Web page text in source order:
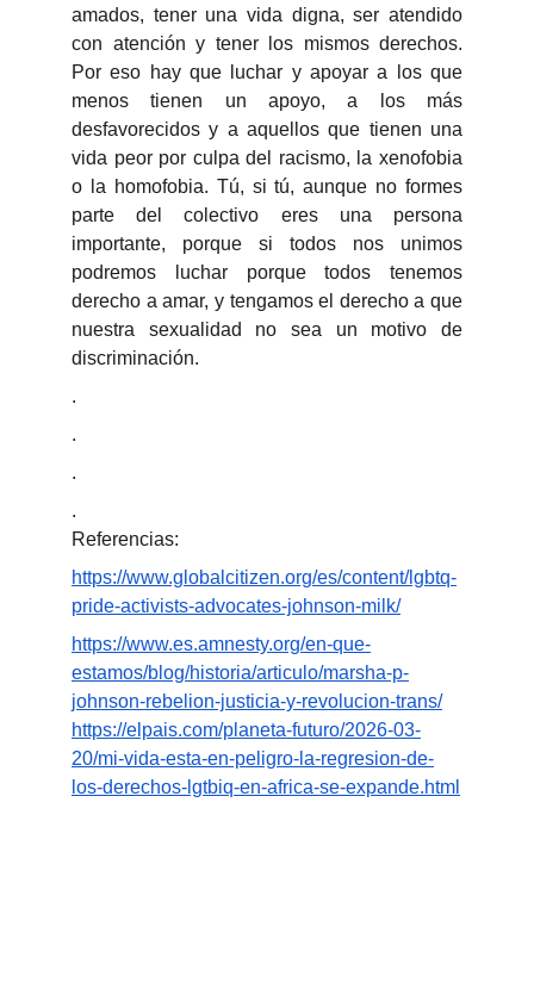
amados, tener una vida digna, ser atendido
con atención y tener los mismos derechos.
Por eso hay que luchar y apoyar a los que
menos tienen un apoyo, a los más
desfavorecidos y a aquellos que tienen una
vida peor por culpa del racismo, la xenofobia
o la homofobia. Tú, si tú, aunque no formes
parte del colectivo eres una persona
importante, porque si todos nos unimos
podremos luchar porque todos tenemos
derecho a amar, y tengamos el derecho a que
nuestra sexualidad no sea un motivo de
discriminación.
.
.
.
.
Referencias:
https://www.globalcitizen.org/es/content/lgbtq-
pride-activists-advocates-johnson-milk/
https://www.es.amnesty.org/en-que-
estamos/blog/historia/articulo/marsha-p-
johnson-rebelion-justicia-y-revolucion-trans/
https://elpais.com/planeta-futuro/2026-03-
20/mi-vida-esta-en-peligro-la-regresion-de-
los-derechos-lgtbiq-en-africa-se-expande.html